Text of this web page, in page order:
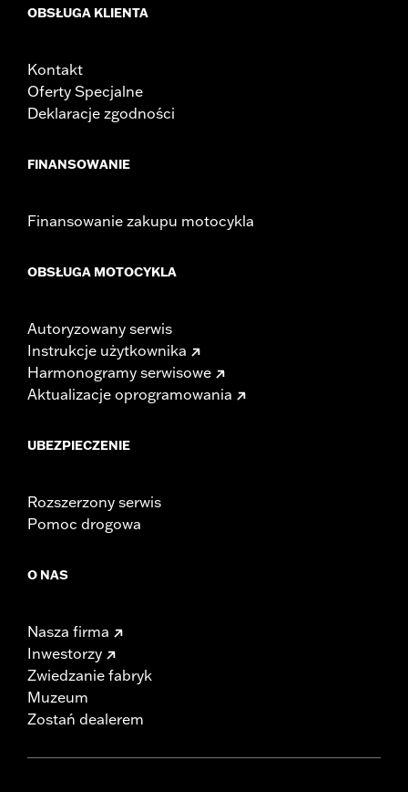
OBSŁUGA KLIENTA
Kontakt
Oferty Specjalne
Deklaracje zgodności
FINANSOWANIE
Finansowanie zakupu motocykla
OBSŁUGA MOTOCYKLA
Autoryzowany serwis
Instrukcje użytkownika
Harmonogramy serwisowe
Aktualizacje oprogramowania
UBEZPIECZENIE
Rozszerzony serwis
Pomoc drogowa
O NAS
Nasza firma
Inwestorzy
Zwiedzanie fabryk
Muzeum
Zostań dealerem